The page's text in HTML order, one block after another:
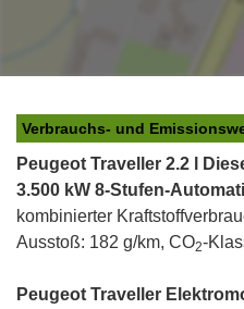
Verbrauchs- und
Peugeot Traveller 2.2 l
3.500 kW 8-Stufen-
kombinierter
Ausstoß: 182 g/km, CO2-
Peugeot Traveller